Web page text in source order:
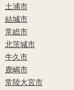
土浦市
結城市
常総市
北茨城市
牛久市
鹿嶋市
常陸大宮市